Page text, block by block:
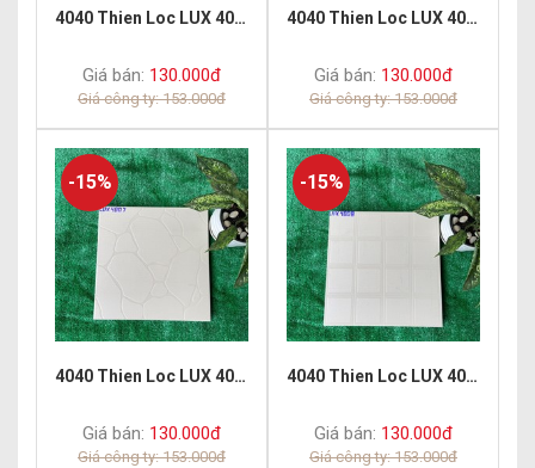
4040 Thien Loc LUX 4001
Giá bán: 130.000đ
Giá công ty: 153.000đ
4040 Thien Loc LUX 4002
Giá bán: 130.000đ
Giá công ty: 153.000đ
-15%
4040 Thien Loc LUX 4007
Giá bán: 130.000đ
Giá công ty: 153.000đ
-15%
4040 Thien Loc LUX 4008
Giá bán: 130.000đ
Giá công ty: 153.000đ